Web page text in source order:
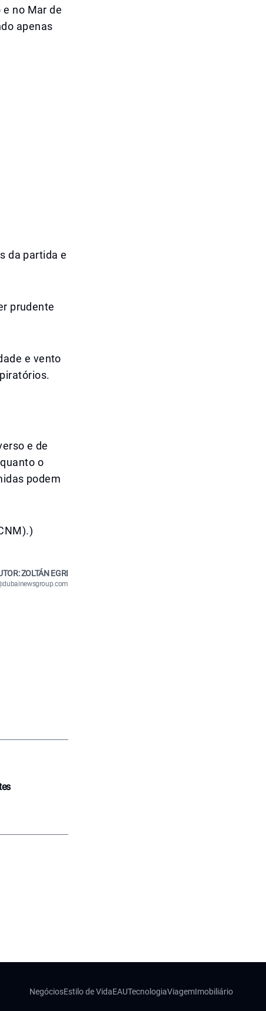
no Mar de
apenas
da partida e
prudente
e vento
e de
o
podem
ZOLTÁN EGRI
NegóciosEstilo de VidaEAUTecnologiaViagemImobiliário